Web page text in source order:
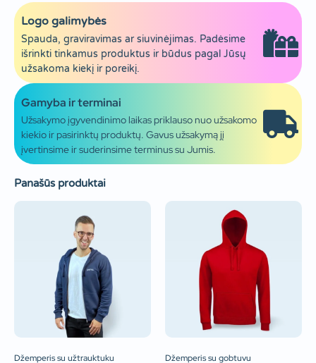
Logo galimybės
Spauda, graviravimas ar siuvinėjimas. Padėsime
išrinkti tinkamus produktus ir būdus pagal Jūsų
užsakoma kiekį ir poreikį.
Gamyba ir terminai
Užsakymo įgyvendinimo laikas priklauso nuo užsakomo
kiekio ir pasirinktų produktų. Gavus užsakymą jį
įvertinsime ir suderinsime terminus su Jumis.
Panašūs produktai
Džemperis su užtrauktuku Džemperis su gobtuvu